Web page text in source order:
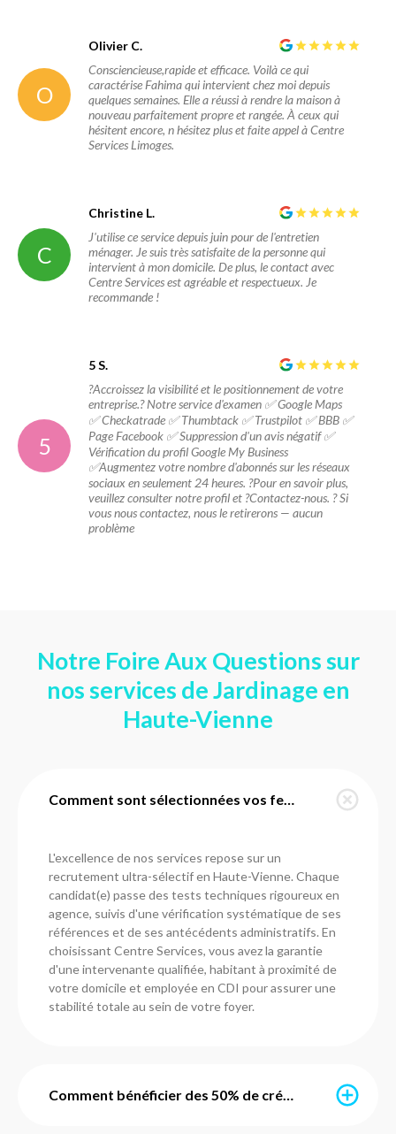
O
Olivier C.
Consciencieuse,rapide et efficace. Voilà ce qui
caractérise Fahima qui intervient chez moi depuis
quelques semaines. Elle a réussi à rendre la maison à
nouveau parfaitement propre et rangée. À ceux qui
hésitent encore, n hésitez plus et faite appel à Centre
Services Limoges.
C
Christine L.
J'utilise ce service depuis juin pour de l'entretien
ménager. Je suis très satisfaite de la personne qui
intervient à mon domicile. De plus, le contact avec
Centre Services est agréable et respectueux. Je
recommande !
5
5 S.
?Accroissez la visibilité et le positionnement de votre
entreprise.? Notre service d'examen ✅ Google Maps
✅ Checkatrade ✅ Thumbtack ✅ Trustpilot ✅ BBB ✅
Page Facebook ✅ Suppression d'un avis négatif ✅
Vérification du profil Google My Business
✅Augmentez votre nombre d'abonnés sur les réseaux
sociaux en seulement 24 heures. ?Pour en savoir plus,
veuillez consulter notre profil et ?Contactez-nous. ? Si
vous nous contactez, nous le retirerons — aucun
problème
Notre Foire Aux Questions sur
nos services de Jardinage en
Haute-Vienne
Comment sont sélectionnées vos femmes de ménage en Haute-Vienne ?
L'excellence de nos services repose sur un
recrutement ultra-sélectif en Haute-Vienne. Chaque
candidat(e) passe des tests techniques rigoureux en
agence, suivis d'une vérification systématique de ses
références et de ses antécédents administratifs. En
choisissant Centre Services, vous avez la garantie
d'une intervenante qualifiée, habitant à proximité de
votre domicile et employée en CDI pour assurer une
stabilité totale au sein de votre foyer.
Comment bénéficier des 50% de crédit d'impôt immédiat ?